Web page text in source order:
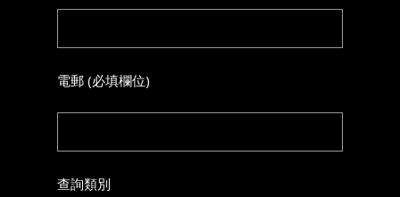
電郵 (必填欄位)
查詢類別